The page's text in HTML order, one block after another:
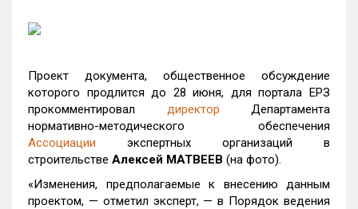
Проект документа, общественное обсуждение
которого продлится до 28 июня, для портала ЕРЗ
прокомментировал директор Департамента
нормативно-методического обеспечения
Ассоциации экспертных организаций в
строительстве Алексей МАТВЕЕВ (на фото).
«Изменения, предполагаемые к внесению данным
проектом, — отметил эксперт, — в Порядок ведения